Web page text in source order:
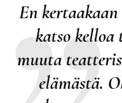
En
katso
muuta
elämästä.